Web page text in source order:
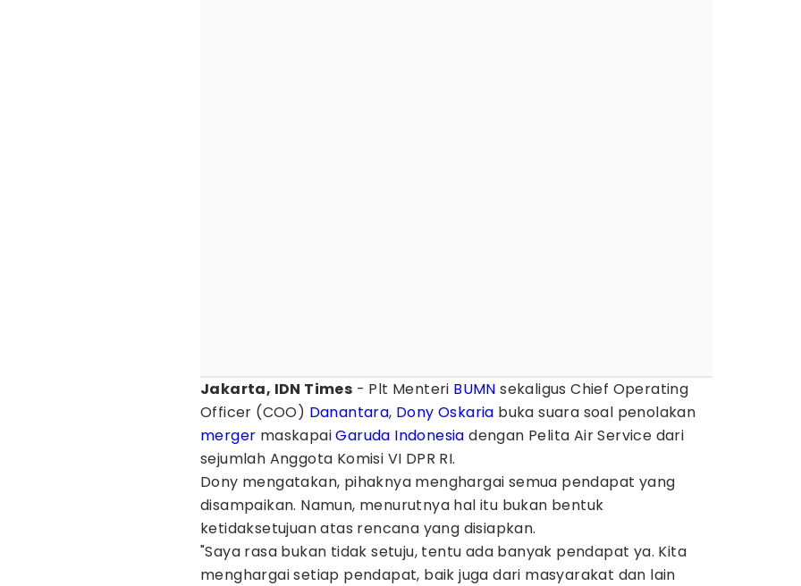
Jakarta, IDN Times - Plt Menteri BUMN sekaligus Chief Operating
Officer (COO) Danantara, Dony Oskaria buka suara soal penolakan
merger maskapaiGaruda Indonesia dengan Pelita Air Service dari
sejumlah Anggota Komisi VI DPR RI.
Dony mengatakan, pihaknya menghargai semua pendapat yang
disampaikan. Namun, menurutnya hal itu bukan bentuk
ketidaksetujuan atas rencana yang disiapkan.
"Saya rasa bukan tidak setuju, tentu ada banyak pendapat ya. Kita
menghargai setiap pendapat, baik juga dari masyarakat dan lain